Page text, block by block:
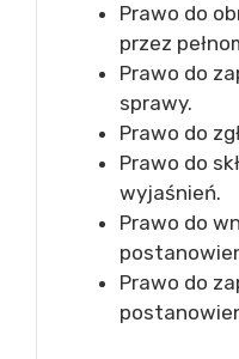
Prawo do
przez
Prawo do
sprawy.
Prawo do
Prawo do
wyjaśnień.
Prawo do
Prawo do